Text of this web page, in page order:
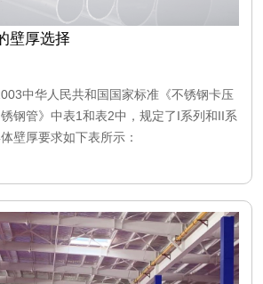
壁厚选择
中华人民共和国国家标准《不锈钢卡压
钢管》中表1和表2中，规定了I系列和II系
壁厚要求如下表所示：